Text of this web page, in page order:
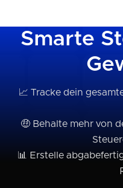
Smarte
📈 Tracke dein
🤑 Behalte mehr von
📊 Erstelle